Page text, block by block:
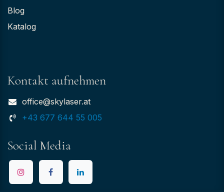
Blog
Katalog
Kontakt aufnehmen
office@skylaser.at
+43 677 644 55 005
Social Media